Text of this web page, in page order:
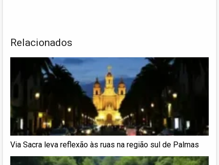
Relacionados
Via Sacra leva reflexão às ruas na região sul de Palmas